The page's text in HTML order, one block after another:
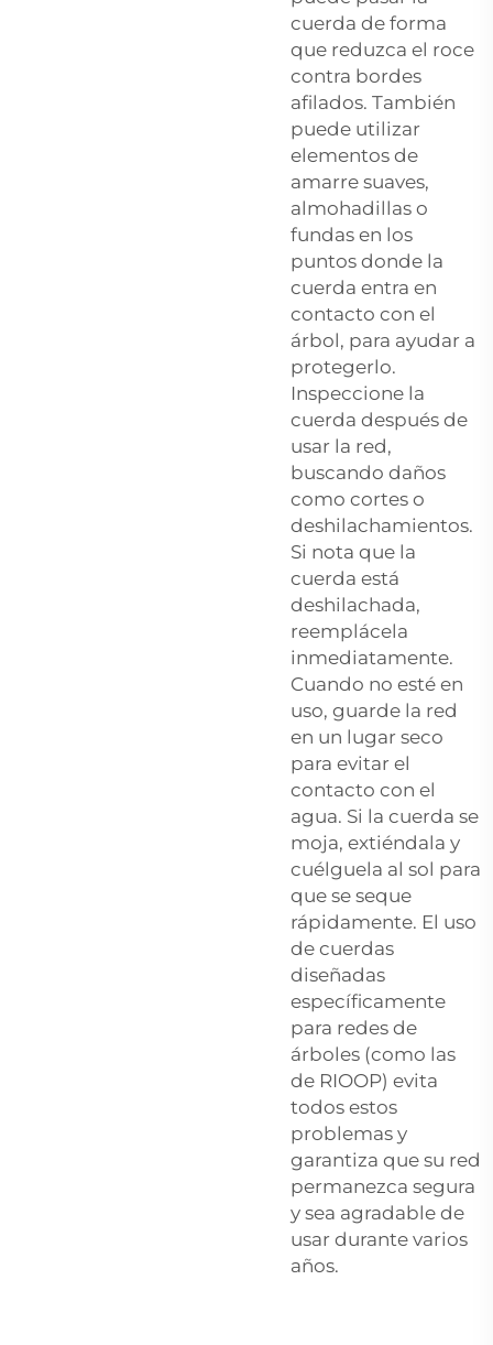
cuerda de forma
que reduzca el roce
contra bordes
afilados. También
puede utilizar
elementos de
amarre suaves,
almohadillas o
fundas en los
puntos donde la
cuerda entra en
contacto con el
árbol, para ayudar a
protegerlo.
Inspeccione la
cuerda después de
usar la red,
buscando daños
como cortes o
deshilachamientos.
Si nota que la
cuerda está
deshilachada,
reemplácela
inmediatamente.
Cuando no esté en
uso, guarde la red
en un lugar seco
para evitar el
contacto con el
agua. Si la cuerda se
moja, extiéndala y
cuélguela al sol para
que se seque
rápidamente. El uso
de cuerdas
diseñadas
específicamente
para redes de
árboles (como las
de RIOOP) evita
todos estos
problemas y
garantiza que su red
permanezca segura
y sea agradable de
usar durante varios
años.